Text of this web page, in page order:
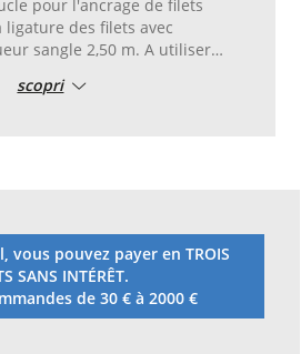
pour l'ancrage de filets
des filets avec
sangle 2,50 m. A utiliser
tous les cas là où il n'est pas
scopri
vous pouvez payer en TROIS
SANS INTÉRÊT.
de 30 € à 2000 €